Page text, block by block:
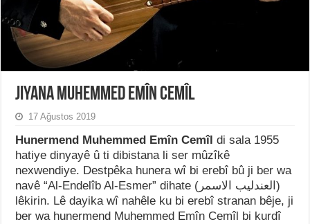
Jiyana Muhemmed Emîn Cemîl
17 Ağustos 2019
Hunermend Muhemmed Emîn Cemîl di sala 1955
hatiye dinyayê û ti dibistana li ser mûzîkê
nexwendiye. Destpêka hunera wî bi erebî bû ji ber wa
navê “Al-Endelîb Al-Esmer” dihate (العندلیب الاسمر)
lêkirin. Lê dayika wî nahêle ku bi erebî stranan bêje, ji
ber wa hunermend Muhemmed Emîn Cemîl bi kurdî